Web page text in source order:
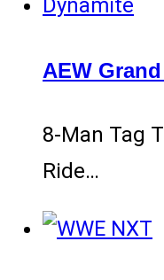
AEW
8-Man Tag
Ride…